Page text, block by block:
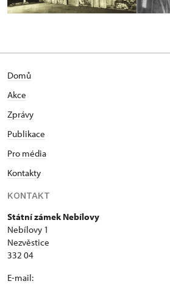
Domů
Akce
Zprávy
Publikace
Pro média
Kontakty
KONTAKT
Státní zámek Nebílovy
Nebílovy 1
Nezvěstice
332 04
E-mail: